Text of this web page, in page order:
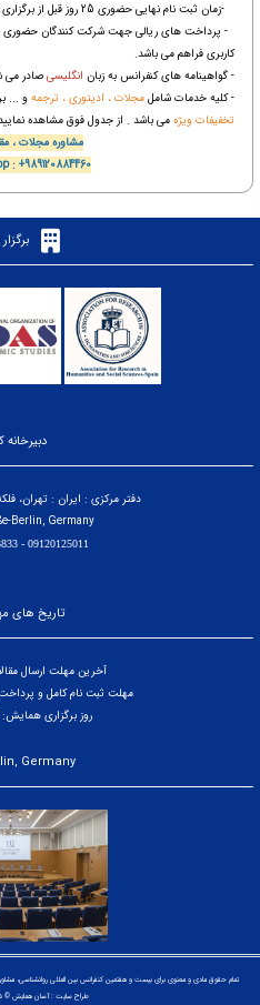
-زمان ثبت نام نهایی حضوری 25 روز قبل از برگزاری می باشد.
- پرداخت های ریالی جهت شرکت کنندگان حضوری
کاربری فراهم می باشد.
- گواهینامه های کنفرانس به زبانانگلیسیصادر می
- کلیه خدمات شامل مجلات ، ادیتوری ، ترجمهو ...
تخفیفات ویژهمی باشد . از جدول فوق مشاهده
مشاوره مجلات ،
: +989120884460
دبیرخانه
دفتر مرکزی : ایران : تهران،
Berlin, Germany
09120125011 - Tel : 02171053833
تاریخ های
آخرین مهلت ارسال
مهلت ثبت نام کامل و
روز برگزاری
Germany
تمام حقوق مادی و معنوی برای بیست و هفتمین کنفرانس بین المللی روانشناسی، مشاوره و علوم تربیتی -
طراح سایت :آسان همایش © ۱۴۰۵ - 1392 نسخه 9.11